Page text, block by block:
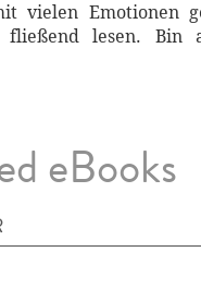
vielen Emotionen
fließend lesen. Bin
eBooks